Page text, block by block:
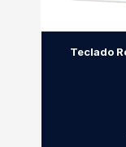
Teclado